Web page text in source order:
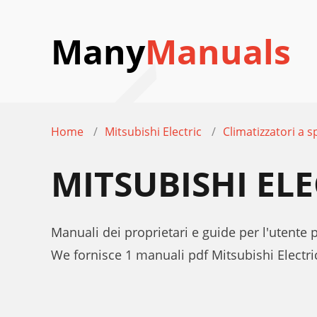
ManyManuals
Home Mitsubishi Electric Climatizzatori a
MITSUBISHI
Manuali dei proprietari e guide per l'utente
We fornisce 1 manuali pdf Mitsubishi